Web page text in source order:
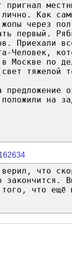
пригнал
Как
через
первый.
Приехали
Человек,
Москве по
тяжелой
на
что
что ещё